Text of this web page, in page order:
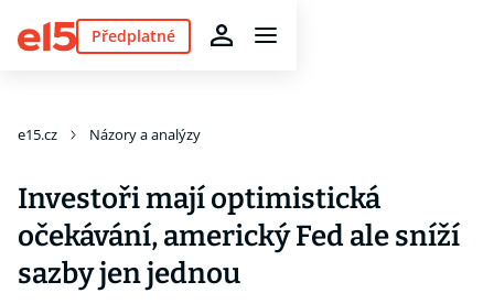
Předplatné
e15.cz Názory a analýzy
Investoři mají optimistická
očekávání, americký Fed ale sníží
sazby jen jednou